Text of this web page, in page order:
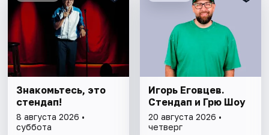
Знакомьтесь, это
стендап!
8 августа 2026 •
суббота
Игорь Еговцев.
Стендап и Грю Шоу
20 августа 2026 •
четверг